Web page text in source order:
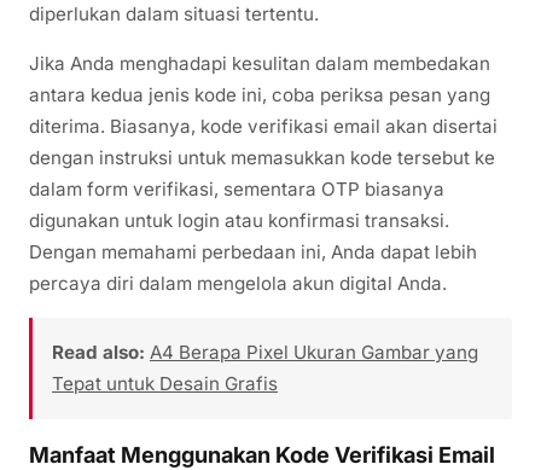
diperlukan dalam situasi tertentu.
Jika Anda menghadapi kesulitan dalam membedakan
antara kedua jenis kode ini, coba periksa pesan yang
diterima. Biasanya, kode verifikasi email akan disertai
dengan instruksi untuk memasukkan kode tersebut ke
dalam form verifikasi, sementara OTP biasanya
digunakan untuk login atau konfirmasi transaksi.
Dengan memahami perbedaan ini, Anda dapat lebih
percaya diri dalam mengelola akun digital Anda.
Read also: A4 Berapa Pixel Ukuran Gambar yang
Tepat untuk Desain Grafis
Manfaat Menggunakan Kode Verifikasi Email